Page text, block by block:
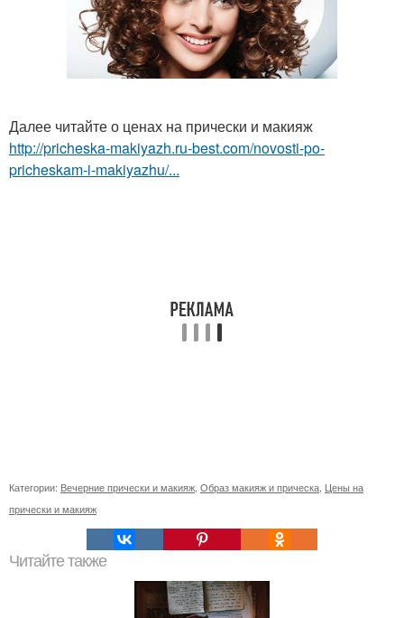
Далее читайте о ценах на прически и макияж
http://pricheska-makiyazh.ru-best.com/novosti-po-
pricheskam-i-makiyazhu/...
Категории: Вечерние прически и макияж Образ макияж и прическа Цены на
прически и макияж
Читайте также